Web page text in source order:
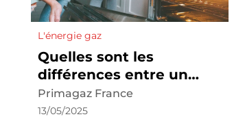
L'énergie gaz
Quelles sont les
différences entre un
four à gaz et un four
électrique ?
Primagaz France
13/05/2025